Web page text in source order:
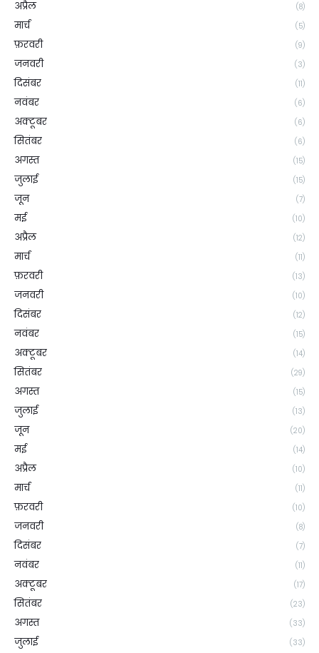
अप्रैल (8)
मार्च (5)
फ़रवरी (9)
जनवरी (3)
दिसंबर (11)
नवंबर (6)
अक्टूबर (6)
सितंबर (6)
अगस्त (15)
जुलाई (15)
जून (7)
मई (10)
अप्रैल (12)
मार्च (11)
फ़रवरी (13)
जनवरी (10)
दिसंबर (12)
नवंबर (15)
अक्टूबर (14)
सितंबर (29)
अगस्त (15)
जुलाई (13)
जून (20)
मई (14)
अप्रैल (10)
मार्च (11)
फ़रवरी (10)
जनवरी (8)
दिसंबर (7)
नवंबर (11)
अक्टूबर (17)
सितंबर (23)
अगस्त (33)
जुलाई (33)